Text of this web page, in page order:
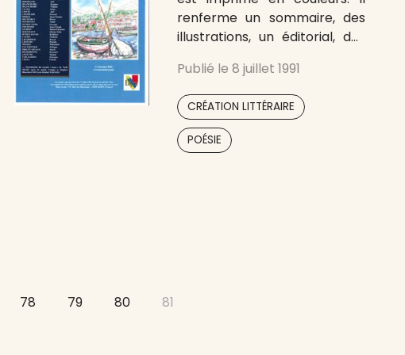
renferme un sommaire, des
illustrations, un éditorial, des
annonces poétiques et des
remerciements publiés sous
ces trois rubriques
respectives : « En guise
d’éditorial », « Rubrique coup
Publié le 8 juillet 1991
CRÉATION LITTÉRAIRE
POÉSIE
78 79 80 81